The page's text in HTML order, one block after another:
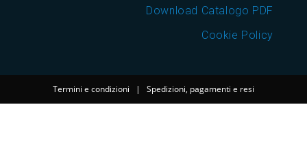
Download Catalogo PDF
Cookie Policy
Termini e condizioni | Spedizioni, pagamenti e resi